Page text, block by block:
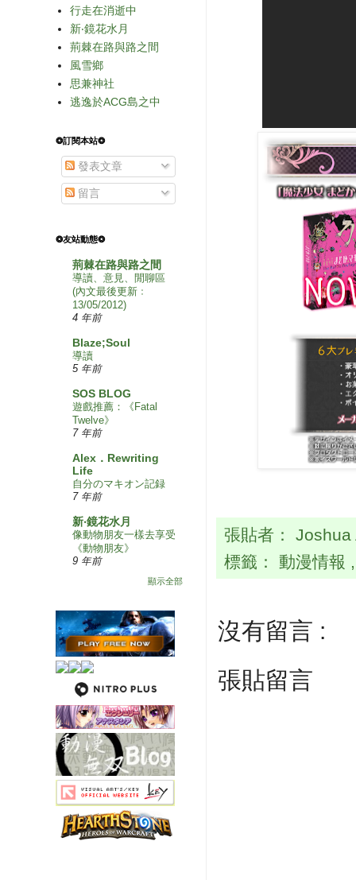
張貼者：
標籤： 動漫情報
沒有留言 :
張貼留言
行走在消逝中
新‧鏡花水月
荊棘在路與路之間
風雪鄉
思兼神社
逃逸於ACG島之中
❂訂閱本站❂
發表文章
留言
❂友站動態❂
荊棘在路與路之間
導讀、意見、閒聊區
(內文最後更新﹕
13/05/2012)
4 年前
Blaze;Soul
導讀
5 年前
SOS BLOG
遊戲推薦：《Fatal
Twelve》
7 年前
Alex．Rewriting
Life
自分のマキオン記録
7 年前
新‧鏡花水月
像動物朋友一樣去享受
《動物朋友》
9 年前
顯示全部